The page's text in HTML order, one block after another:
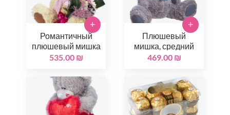
Романтичный
плюшевый мишка
535.00 ₪
+
Плюшевый
мишка, средний
469.00 ₪
+